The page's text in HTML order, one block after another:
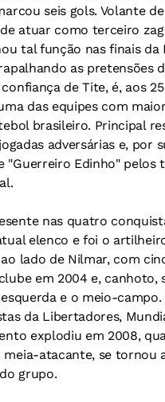
seis gols. Volante
atuar como terceiro
tal função nas finais da
as pretensões
de Tite, é, aos
das equipes com
brasileiro. Principal
adversárias e, por
"Guerreiro Edinho" pelos
nas quatro
elenco e foi o
lado de Nilmar, com
em 2004 e, canhoto,
e o meio-
da Libertadores,
explodiu em 2008,
meia-atacante, se tornou
grupo.